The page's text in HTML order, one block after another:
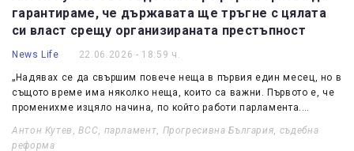
гарантираме, че държавата ще тръгне с цялата
си власт срещу организираната престъпност
News Life 22.06.2026 - 18:59 ч.
„Надявах се да свършим повече неща в първия един месец, но в
същото време има няколко неща, които са важни. Първото е, че
променихме изцяло начина, по който работи парламента.…
Антон Кутев ,ВСС, парламент, Прогресивна България, съдебна
реформа